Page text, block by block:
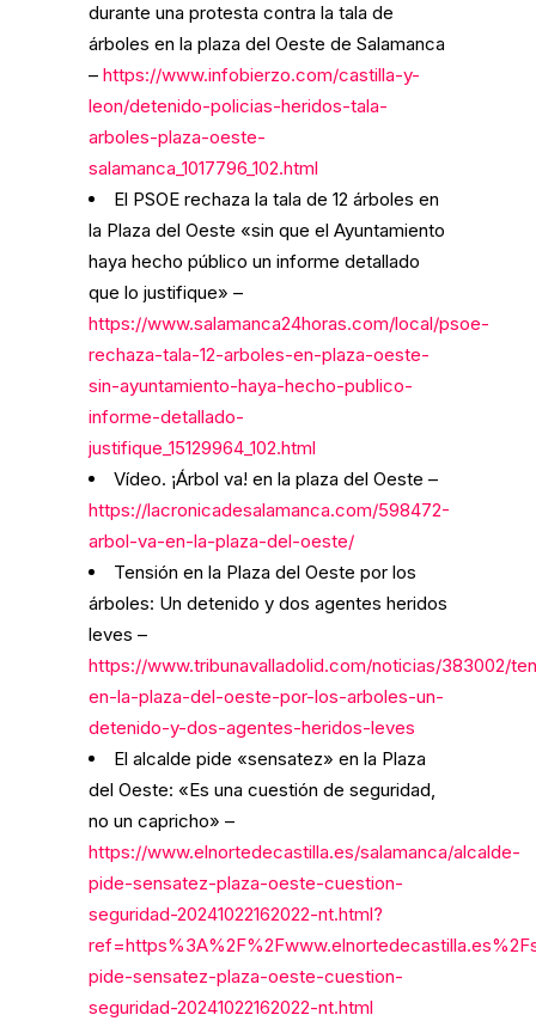
durante una protesta contra la tala de
árboles en la plaza del Oeste de Salamanca
– https://www.infobierzo.com/castilla-y-
leon/detenido-policias-heridos-tala-
arboles-plaza-oeste-
salamanca_1017796_102.html
El PSOE rechaza la tala de 12 árboles en
la Plaza del Oeste «sin que el Ayuntamiento
haya hecho público un informe detallado
que lo justifique» –
https://www.salamanca24horas.com/local/psoe-
rechaza-tala-12-arboles-en-plaza-oeste-
sin-ayuntamiento-haya-hecho-publico-
informe-detallado-
justifique_15129964_102.html
Vídeo. ¡Árbol va! en la plaza del Oeste –
https://lacronicadesalamanca.com/598472-
arbol-va-en-la-plaza-del-oeste/
Tensión en la Plaza del Oeste por los
árboles: Un detenido y dos agentes heridos
leves –
https://www.tribunavalladolid.com/noticias/383002/
en-la-plaza-del-oeste-por-los-arboles-un-
detenido-y-dos-agentes-heridos-leves
El alcalde pide «sensatez» en la Plaza
del Oeste: «Es una cuestión de seguridad,
no un capricho» –
https://www.elnortedecastilla.es/salamanca/alcalde-
pide-sensatez-plaza-oeste-cuestion-
seguridad-20241022162022-nt.html?
pide-sensatez-plaza-oeste-cuestion-
seguridad-20241022162022-nt.html